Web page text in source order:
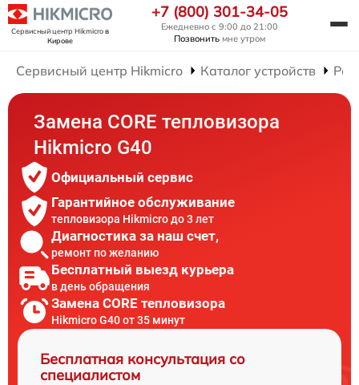
Сервисный центр Hikmicroв
Кирове
+7 (800) 301-34-05
Ежедневно с 9:00 до 21:00
Позвонить мне утром
Сервисный центр Hikmicro Каталог устройств
Замена CORE тепловизора
Hikmicro G40
Официальный сервис
Гарантийное обслуживание
тепловизора Hikmicro до 3 лет
Диагностика за наш счет,
ремонт по желанию
Бесплатный выезд курьера
в день обращения
Замена CORE тепловизора
Hikmicro G40 от 35 минут
Бесплатная консультация со
специалистом